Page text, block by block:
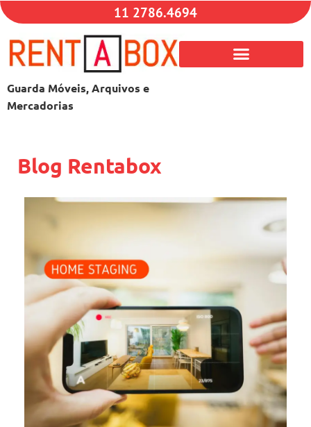
11 2786.4694
Guarda Móveis, Arquivos e
Mercadorias
Blog Rentabox